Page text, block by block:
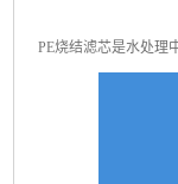
PE烧结滤芯是水处理